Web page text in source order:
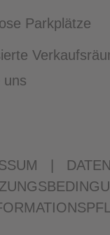
Parkplätze
uns